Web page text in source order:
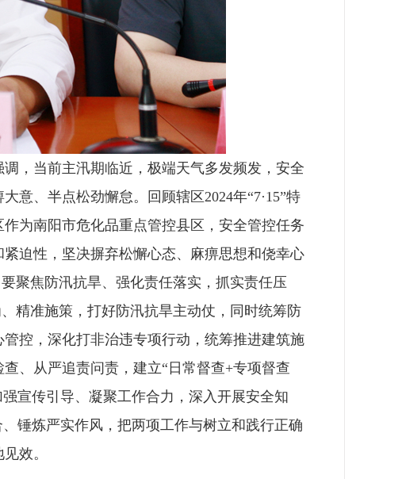
，当前主汛期临近，极端天气多发频发，安全
意、半点松劲懈怠。回顾辖区2024年“7·15”特
为南阳市危化品重点管控县区，安全管控任务
迫性，坚决摒弃松懈心态、麻痹思想和侥幸心
聚焦防汛抗旱、强化责任落实，抓实责任压
精准施策，打好防汛抗旱主动仗，同时统筹防
控，深化打非治违专项行动，统筹推进建筑施
、从严追责问责，建立“日常督查+专项督查
宣传引导、凝聚工作合力，深入开展安全知
锤炼严实作风，把两项工作与树立和践行正确
效。